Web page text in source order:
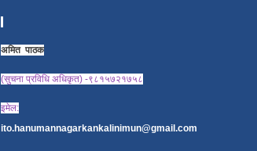
अमित पाठक
(सुचना प्रविधि अधिकृत) -९८१५७२१७५८
इमेल:
ito.hanumannagarkankalinimun@gmail.com